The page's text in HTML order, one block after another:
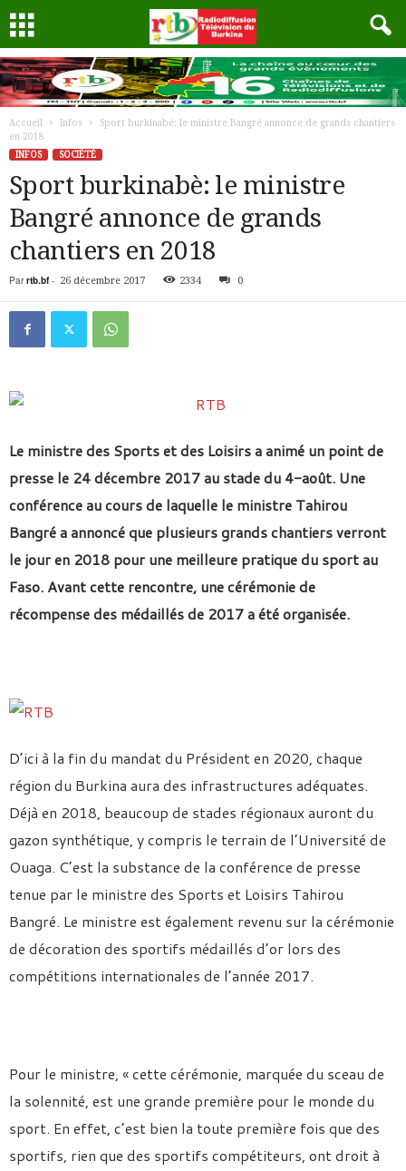
Accueil Infos
Sport burkinabè: le ministre Bangré annonce de grands chantiers
en 2018
INFOS
SOCIÉTÉ
Sport burkinabè: le ministre
Bangré annonce de grands
chantiers en 2018
Par rtb.bf- 26 décembre 2017 2334 0
Le ministre des Sports et des Loisirs a animé un point de
presse le 24 décembre 2017 au stade du 4-août. Une
conférence au cours de laquelle le ministre Tahirou
Bangré a annoncé que plusieurs grands chantiers verront
le jour en 2018 pour une meilleure pratique du sport au
Faso. Avant cette rencontre, une cérémonie de
récompense des médaillés de 2017 a été organisée.
D’ici à la fin du mandat du Président en 2020, chaque
région du Burkina aura des infrastructures adéquates.
Déjà en 2018, beaucoup de stades régionaux auront du
gazon synthétique, y compris le terrain de l’Université de
Ouaga. C’est la substance de la conférence de presse
tenue par le ministre des Sports et Loisirs Tahirou
Bangré. Le ministre est également revenu sur la cérémonie
de décoration des sportifs médaillés d’or lors des
compétitions internationales de l’année 2017.
Pour le ministre, « cette cérémonie, marquée du sceau de
la solennité, est une grande première pour le monde du
sport. En effet, c’est bien la toute première fois que des
sportifs, rien que des sportifs compétiteurs, ont droit à